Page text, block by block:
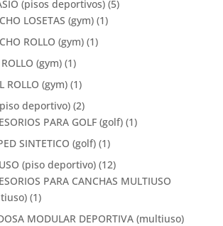
(pisos deportivos) (5)
LOSETAS (gym) (1)
ROLLO (gym) (1)
(gym) (1)
ROLLO (gym) (1)
deportivo) (2)
PARA GOLF (golf) (1)
SINTETICO (golf) (1)
(piso deportivo) (12)
PARA CANCHAS MULTIUSO
(1)
MODULAR DEPORTIVA (multiuso)